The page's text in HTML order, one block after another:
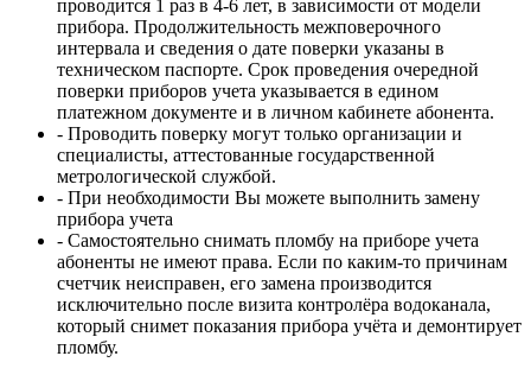
проводится 1 раз в 4-6 лет, в зависимости от модели
прибора. Продолжительность межповерочного
интервала и сведения о дате поверки указаны в
техническом паспорте. Срок проведения очередной
поверки приборов учета указывается в едином
платежном документе и в личном кабинете абонента.
- Проводить поверку могут только организации и
специалисты, аттестованные государственной
метрологической службой.
- При необходимости Вы можете выполнить замену
прибора учета
- Самостоятельно снимать пломбу на приборе учета
абоненты не имеют права. Если по каким-то причинам
счетчик неисправен, его замена производится
исключительно после визита контролёра водоканала,
который снимет показания прибора учёта и демонтирует
пломбу.